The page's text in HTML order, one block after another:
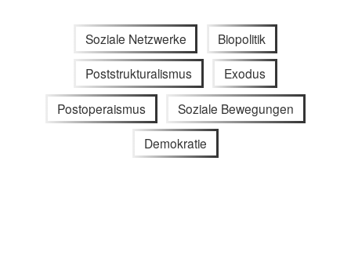
Soziale Netzwerke Biopolitik
Poststrukturalismus Exodus
Postoperaismus Soziale Bewegungen
Demokratie